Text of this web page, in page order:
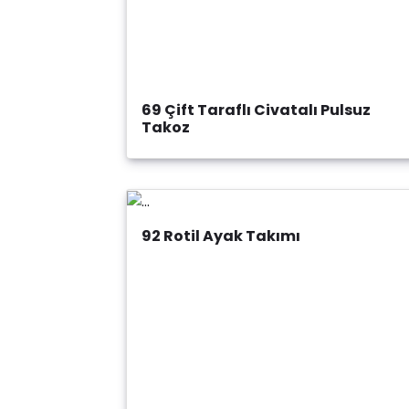
69 Çift Taraflı Civatalı Pulsuz
Takoz
92 Rotil Ayak Takımı